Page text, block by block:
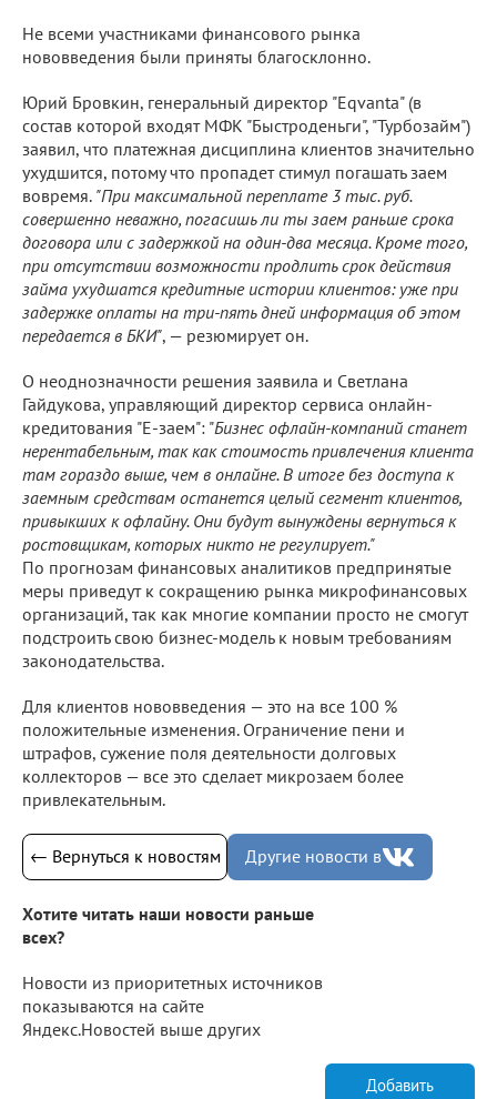
Не всеми участниками финансового рынка
нововведения были приняты благосклонно.
Юрий Бровкин, генеральный директор "Eqvanta" (в
состав которой входят МФК "Быстроденьги", "Турбозайм")
заявил, что платежная дисциплина клиентов значительно
ухудшится, потому что пропадет стимул погашать заем
вовремя. "При максимальной переплате 3 тыс. руб.
совершенно неважно, погасишь ли ты заем раньше срока
договора или с задержкой на один-два месяца. Кроме того,
при отсутствии возможности продлить срок действия
займа ухудшатся кредитные истории клиентов: уже при
задержке оплаты на три-пять дней информация об этом
передается в БКИ", — резюмирует он.
О неоднозначности решения заявила и Светлана
Гайдукова, управляющий директор сервиса онлайн-
кредитования "Е-заем": "Бизнес офлайн-компаний станет
нерентабельным, так как стоимость привлечения клиента
там гораздо выше, чем в онлайне. В итоге без доступа к
заемным средствам останется целый сегмент клиентов,
привыкших к офлайну. Они будут вынуждены вернуться к
ростовщикам, которых никто не регулирует."
По прогнозам финансовых аналитиков предпринятые
меры приведут к сокращению рынка микрофинансовых
организаций, так как многие компании просто не смогут
подстроить свою бизнес-модель к новым требованиям
законодательства.
Для клиентов нововведения — это на все 100 %
положительные изменения. Ограничение пени и
штрафов, сужение поля деятельности долговых
коллекторов — все это сделает микрозаем более
привлекательным.
← Вернуться к новостям Другие новости в
Хотите читать наши новости раньше
всех?
Новости из приоритетных источников
показываются на сайте
Яндекс.Новостей выше других
Добавить